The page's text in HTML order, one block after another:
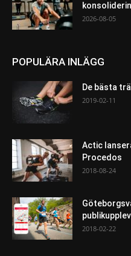
2026-08-05
POPULÄRA INLÄGG
De bästa
2019-02-11
Actic
Procedos
2018-08-24
2018-02-22